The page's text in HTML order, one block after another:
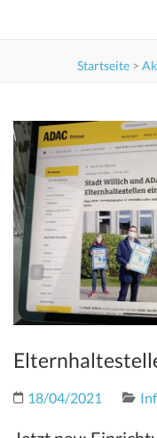
Startseite >
18/04/2021